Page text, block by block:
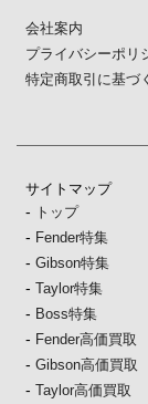
ご送付に利用い
個人情報の第三
次のいずれかに
・お客さまの同
・お客さまが希
委託する業者に
・法令に基づき
個人情報の安全
当社は、個人情
ティに万全の対
会社案内
プライバシーポリ
特定商取引に基づ
サイトマップ
- トップ
- Fender特集
-Gibson特集
-Taylor特集
- Boss特集
- Fender高価買取
-Gibson高価買取
-Taylor高価買取